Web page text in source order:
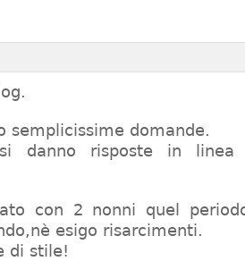
semplicissime domande.
danno risposte in
con 2 nonni quel
esigo risarcimenti.
di stile!